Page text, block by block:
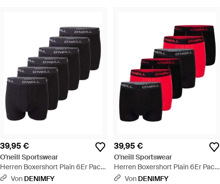
39,95 €
O'neill Sportswear
Herren Boxershort Plain 6Er Pack
- Schwarz
Von DENIMFY
39,95 €
O'neill Sportswear
Herren Boxershort Plain 6Er Pack
- RotVon DENIMFY